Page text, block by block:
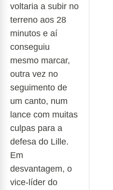
voltaria a subir no
terreno aos 28
minutos e aí
conseguiu
mesmo marcar,
outra vez no
seguimento de
um canto, num
lance com muitas
culpas para a
defesa do Lille.
Em
desvantagem, o
vice-líder do